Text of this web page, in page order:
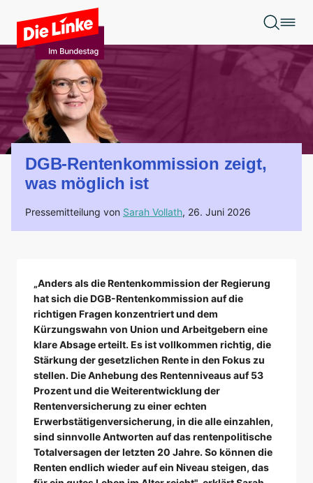
Zum Hauptinhalt springen
DGB-Rentenkommission zeigt,
was möglich ist
Pressemitteilung von Sarah Vollath, 26. Juni 2026
„Anders als die Rentenkommission der Regierung
hat sich die DGB-Rentenkommission auf die
richtigen Fragen konzentriert und dem
Kürzungswahn von Union und Arbeitgebern eine
klare Absage erteilt. Es ist vollkommen richtig, die
Stärkung der gesetzlichen Rente in den Fokus zu
stellen. Die Anhebung des Rentenniveaus auf 53
Prozent und die Weiterentwicklung der
Rentenversicherung zu einer echten
Erwerbstätigenversicherung, in die alle einzahlen,
sind sinnvolle Antworten auf das rentenpolitische
Totalversagen der letzten 20 Jahre. So können die
Renten endlich wieder auf ein Niveau steigen, das